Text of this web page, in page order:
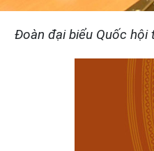
Đoàn đại biểu Quốc hội